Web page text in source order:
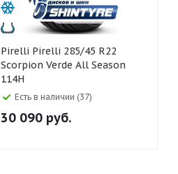
Pirelli Pirelli 285/45 R22
Scorpion Verde All Season
114H
Есть в наличии (37)
30 090 руб.